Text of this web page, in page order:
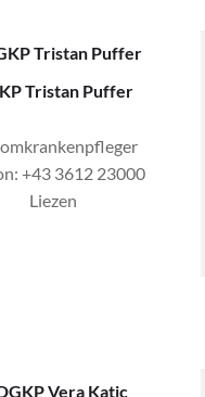
Tristan Puffer
+43 3612 23000
Liezen